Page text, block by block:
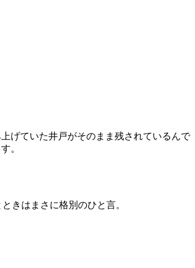
げていた井戸がそのまま残されているんで
。
きはまさに格別のひと言。